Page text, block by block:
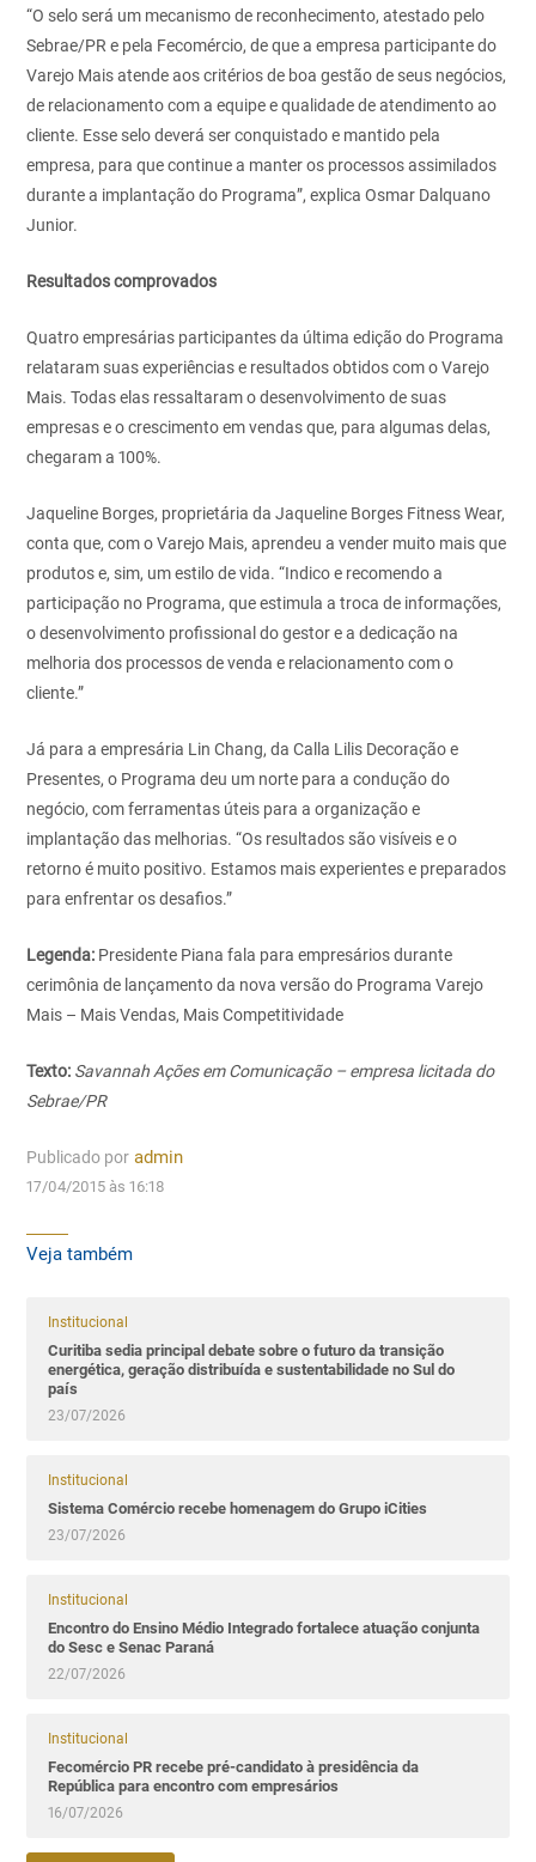
“O selo será um mecanismo de reconhecimento, atestado pelo
Sebrae/PR e pela Fecomércio, de que a empresa participante do
Varejo Mais atende aos critérios de boa gestão de seus negócios,
de relacionamento com a equipe e qualidade de atendimento ao
cliente. Esse selo deverá ser conquistado e mantido pela
empresa, para que continue a manter os processos assimilados
durante a implantação do Programa”, explica Osmar Dalquano
Junior.
Resultados comprovados
Quatro empresárias participantes da última edição do Programa
relataram suas experiências e resultados obtidos com o Varejo
Mais. Todas elas ressaltaram o desenvolvimento de suas
empresas e o crescimento em vendas que, para algumas delas,
chegaram a 100%.
Jaqueline Borges, proprietária da Jaqueline Borges Fitness Wear,
conta que, com o Varejo Mais, aprendeu a vender muito mais que
produtos e, sim, um estilo de vida. “Indico e recomendo a
participação no Programa, que estimula a troca de informações,
o desenvolvimento profissional do gestor e a dedicação na
melhoria dos processos de venda e relacionamento com o
cliente.”
Já para a empresária Lin Chang, da Calla Lilis Decoração e
Presentes, o Programa deu um norte para a condução do
negócio, com ferramentas úteis para a organização e
implantação das melhorias. “Os resultados são visíveis e o
retorno é muito positivo. Estamos mais experientes e preparados
para enfrentar os desafios.”
Legenda: Presidente Piana fala para empresários durante
cerimônia de lançamento da nova versão do Programa Varejo
Mais – Mais Vendas, Mais Competitividade
Texto: Savannah Ações em Comunicação – empresa licitada do
Sebrae/PR
Publicado por admin
17/04/2015 às 16:18
Veja também
Institucional
Curitiba sedia principal debate sobre o futuro da transição
energética, geração distribuída e sustentabilidade no Sul do
país
23/07/2026
Institucional
Sistema Comércio recebe homenagem do Grupo iCities
23/07/2026
Institucional
Encontro do Ensino Médio Integrado fortalece atuação conjunta
do Sesc e Senac Paraná
22/07/2026
Institucional
Fecomércio PR recebe pré-candidato à presidência da
República para encontro com empresários
16/07/2026